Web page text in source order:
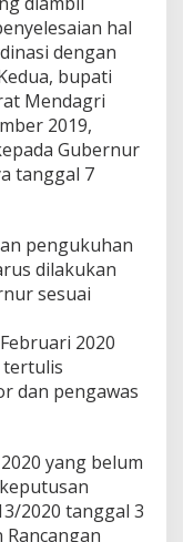
hal
dengan
bupati
Mendagri
2019,
Gubernur
tanggal 7
pengukuhan
dilakukan
sesuai
2020
dan pengawas
yang belum
2020 tanggal 3